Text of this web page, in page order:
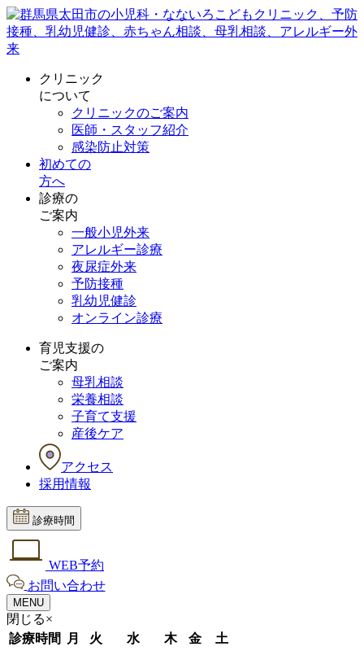
クリニック
について
クリニックのご案内
医師・スタッフ紹介
感染防止対策
初めての
方へ
診療の
ご案内
一般小児外来
アレルギー診療
夜尿症外来
予防接種
乳幼児健診
オンライン診療
育児支援の
ご案内
母乳相談
栄養相談
子育て支援
産後ケア
アクセス
採用情報
診療時間
WEB予約
お問い合わせ
MENU
閉じる×
診療時間
月 火 水 木 金
土